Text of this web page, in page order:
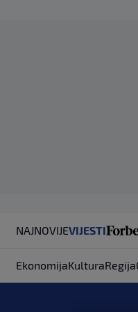
NAJNOVIJEVIJESTI
EkonomijaKulturaRegija